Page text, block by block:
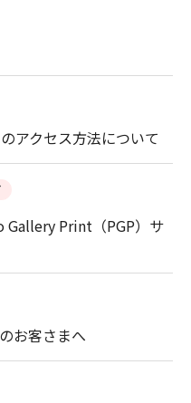
アクセス方法について
Gallery Print（PGP）サ
お客さまへ